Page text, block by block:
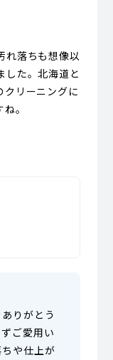
れ落ちも想像以
した。北海道と
クリーニングに
。
りがとう
ご愛用い
や仕上が